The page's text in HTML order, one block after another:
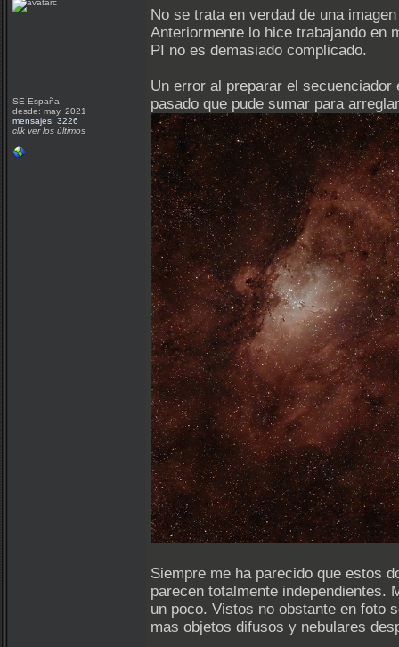
SE España
desde: may, 2021
mensajes: 3226
clik ver los últimos
No se trata en verdad de una
Anteriormente lo hice trabajando en
PI no es demasiado complicado.
Un error al preparar el
pasado que pude sumar para
Siempre me ha parecido que estos
parecen totalmente independientes.
un poco. Vistos no obstante en foto
mas objetos difusos y nebulares